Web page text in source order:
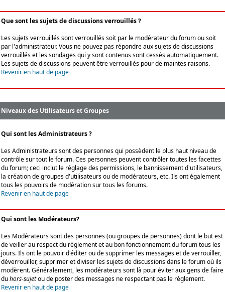
Que sont les sujets de discussions verrouillés ?
Les sujets verrouillés sont verrouillés soit par le modérateur du forum ou soit
par l'administrateur. Vous ne pouvez pas répondre aux sujets de discussions
verrouillés et les sondages qui y sont contenus sont cessés automatiquement.
Les sujets de discussions peuvent être verrouillés pour de maintes raisons.
Revenir en haut de page
Niveaux des Utilisateurs et Groupes
Qui sont les Administrateurs ?
Les Administrateurs sont des personnes qui possèdent le plus haut niveau de
contrôle sur tout le forum. Ces personnes peuvent contrôler toutes les facettes
du forum; ceci inclut le réglage des permissions, le bannissement d'utilisateurs,
la création de groupes d'utilisateurs ou de modérateurs, etc. Ils ont également
tous les pouvoirs de modération sur tous les forums.
Revenir en haut de page
Qui sont les Modérateurs?
Les Modérateurs sont des personnes (ou groupes de personnes) dont le but est
de veiller au respect du règlement et au bon fonctionnement du forum tous les
jours. Ils ont le pouvoir d'éditer ou de supprimer les messages et de verrouiller,
déverrouiller, supprimer et diviser les sujets de discussions dans le forum où ils
modèrent. Généralement, les modérateurs sont là pour éviter aux gens de faire
duhors-sujetou de poster des messages ne respectant pas le règlement.
Revenir en haut de page